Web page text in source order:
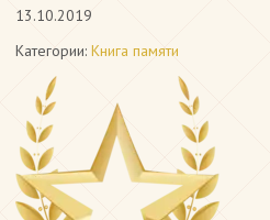
13.10.2019
Категории: Книга памяти